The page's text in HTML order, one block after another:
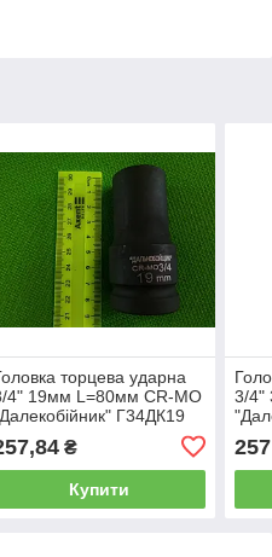
торцева ударна
4" 19мм L=80мм CR-MO
Г34ДК19
₴
Купити
3/4"